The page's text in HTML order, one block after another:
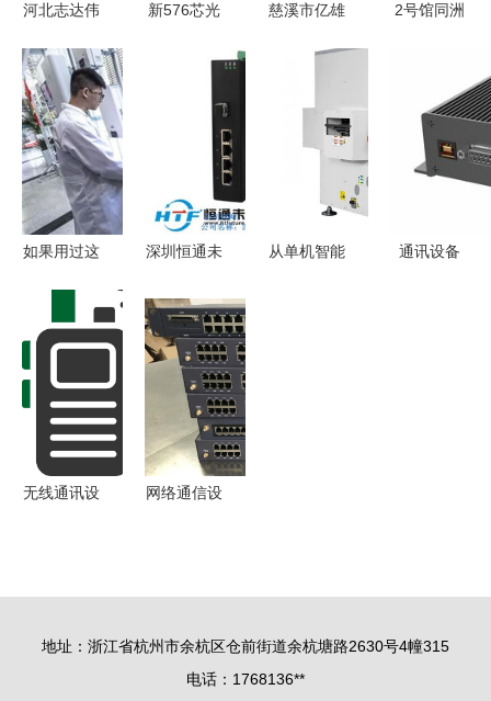
河北志达伟
线 工业材
料的视觉呈
现与应用解
读
新576芯光
片、品牌与
信设备厂供
货优势详解
慈溪市亿雄
备供应，赋
能高效连接
2号馆同洲
通信设备技
术展回顾
如果用过这
了
深圳恒通未
自适应快速
以太网光纤
收发器 通
讯设备的可
靠之选
从单机智能
通讯设备
无线通讯设
网络通信设
地址：浙江省杭州市余杭区仓前街道余杭塘路2630号4幢315
电话：1768136**